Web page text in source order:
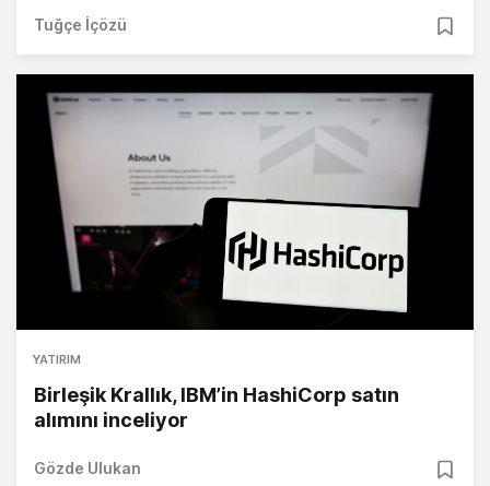
Tuğçe İçözü
YATIRIM
Birleşik Krallık, IBM’in HashiCorp satın
alımını inceliyor
Gözde Ulukan